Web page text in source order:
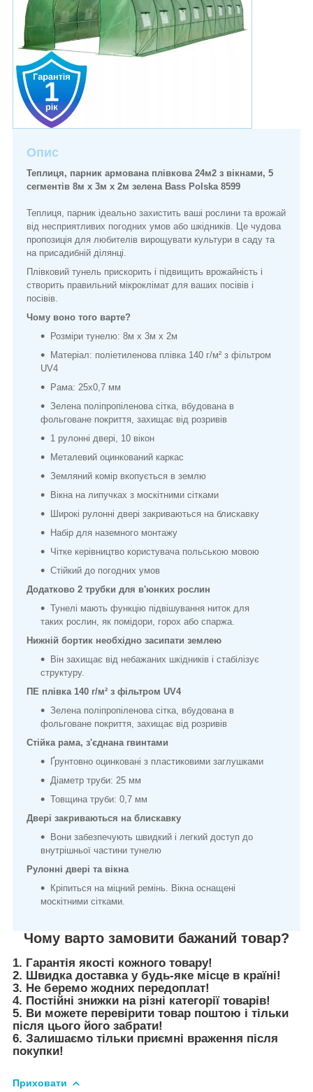
Опис
Теплиця, парник армована плівкова 24м2 з вікнами, 5
сегментів 8м х 3м х 2м зелена Bass Polska 8599
Теплиця, парник ідеально захистить ваші рослини та врожай
від несприятливих погодних умов або шкідників. Це чудова
пропозиція для любителів вирощувати культури в саду та
на присадибній ділянці.
Плівковий тунель прискорить і підвищить врожайність і
створить правильний мікроклімат для ваших посівів і
посівів.
Чому воно того варте?
Розміри тунелю: 8м х 3м х 2м
Матеріал: поліетиленова плівка 140 г/м² з фільтром
UV4
Рама: 25х0,7 мм
Зелена поліпропіленова сітка, вбудована в
фольговане покриття, захищає від розривів
1 рулонні двері, 10 вікон
Металевий оцинкований каркас
Земляний комір вкопується в землю
Вікна на липучках з москітними сітками
Широкі рулонні двері закриваються на блискавку
Набір для наземного монтажу
Чітке керівництво користувача польською мовою
Стійкий до погодних умов
Додатково 2 трубки для в'юнких рослин
Тунелі мають функцію підвішування ниток для
таких рослин, як помідори, горох або спаржа.
Нижній бортик необхідно засипати землею
Він захищає від небажаних шкідників і стабілізує
структуру.
ПЕ плівка 140 г/м² з фільтром UV4
Зелена поліпропіленова сітка, вбудована в
фольговане покриття, захищає від розривів
Стійка рама, з'єднана гвинтами
Ґрунтовно оцинковані з пластиковими заглушками
Діаметр труби: 25 мм
Товщина труби: 0,7 мм
Двері закриваються на блискавку
Вони забезпечують швидкий і легкий доступ до
внутрішньої частини тунелю
Рулонні двері та вікна
Кріпиться на міцний ремінь. Вікна оснащені
москітними сітками.
Чому варто замовити бажаний товар?
1. Гарантія якості кожного товару!
2. Швидка доставка у будь-яке місце в країні!
3. Не беремо жодних передоплат!
4. Постійні знижки на різні категорії товарів!
5. Ви можете перевірити товар поштою і тільки
після цього його забрати!
6. Залишаємо тільки приємні враження після
покупки!
Приховати